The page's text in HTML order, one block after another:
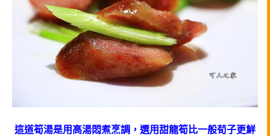
這道筍湯是用高湯悶煮烹調，選用甜龍筍比一般荀子更鮮